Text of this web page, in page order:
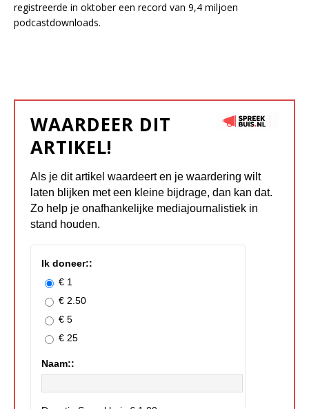
registreerde in oktober een record van 9,4 miljoen
podcastdownloads.
WAARDEER DIT
ARTIKEL!
Als je dit artikel waardeert en je waardering wilt
laten blijken met een kleine bijdrage, dan kan dat.
Zo help je onafhankelijke mediajournalistiek in
stand houden.
Ik doneer::
€ 1
€ 2.50
€ 5
€ 25
Naam::